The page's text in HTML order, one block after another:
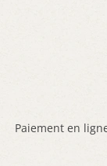
Paiement en